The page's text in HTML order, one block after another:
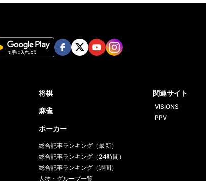
将棋
麻雀
ポーカー
総合記事ランキング（最新）
総合記事ランキング（24時間）
総合記事ランキング（週間）
人物・グループ一覧
関連サイト
VISIONS
PPV